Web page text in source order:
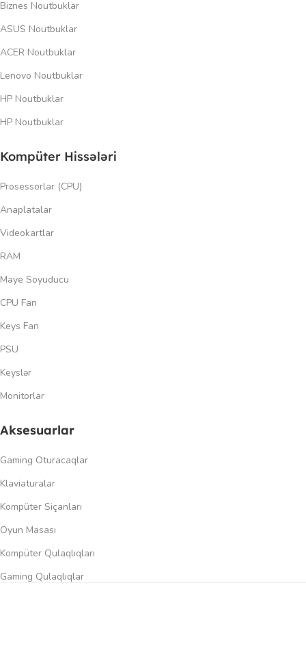
Biznes Noutbuklar
ASUS Noutbuklar
ACER Noutbuklar
Lenovo Noutbuklar
HP Noutbuklar
HP Noutbuklar
Kompüter Hissələri
Prosessorlar (CPU)
Anaplatalar
Videokartlar
RAM
Maye Soyuducu
CPU Fan
Keys Fan
PSU
Keyslər
Monitorlar
Aksesuarlar
Gaming Oturacaqlar
Klaviaturalar
Kompüter Siçanları
Oyun Masası
Kompüter Qulaqlıqları
Gaming Qulaqlıqlar